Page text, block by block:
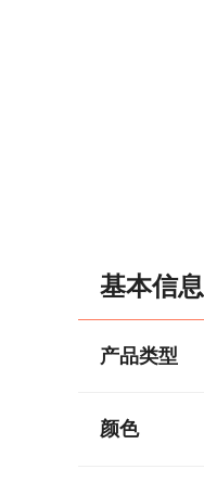
基本信息
产品类型
颜色